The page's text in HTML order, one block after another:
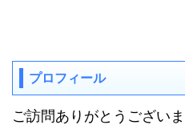
プロフィール
ご訪問ありがとうございま